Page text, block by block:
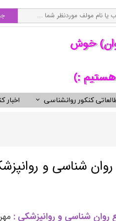
انتشارات دوران
انتشارات روان
کنکور روانشناسی
اخبار
خوش
هستیم :)
شناسی و
شناسی و روانپزشکی :